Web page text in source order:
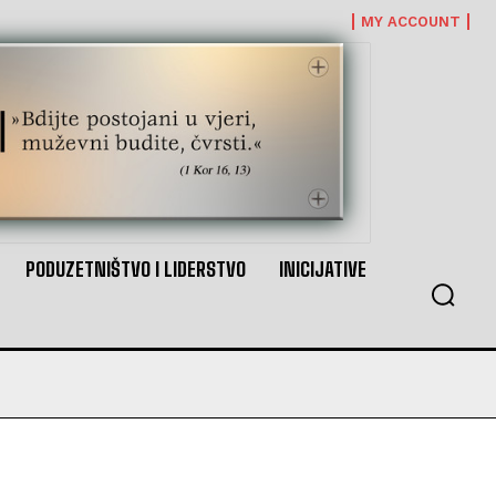
MY ACCOUNT
PODUZETNIŠTVO I LIDERSTVO INICIJATIVE